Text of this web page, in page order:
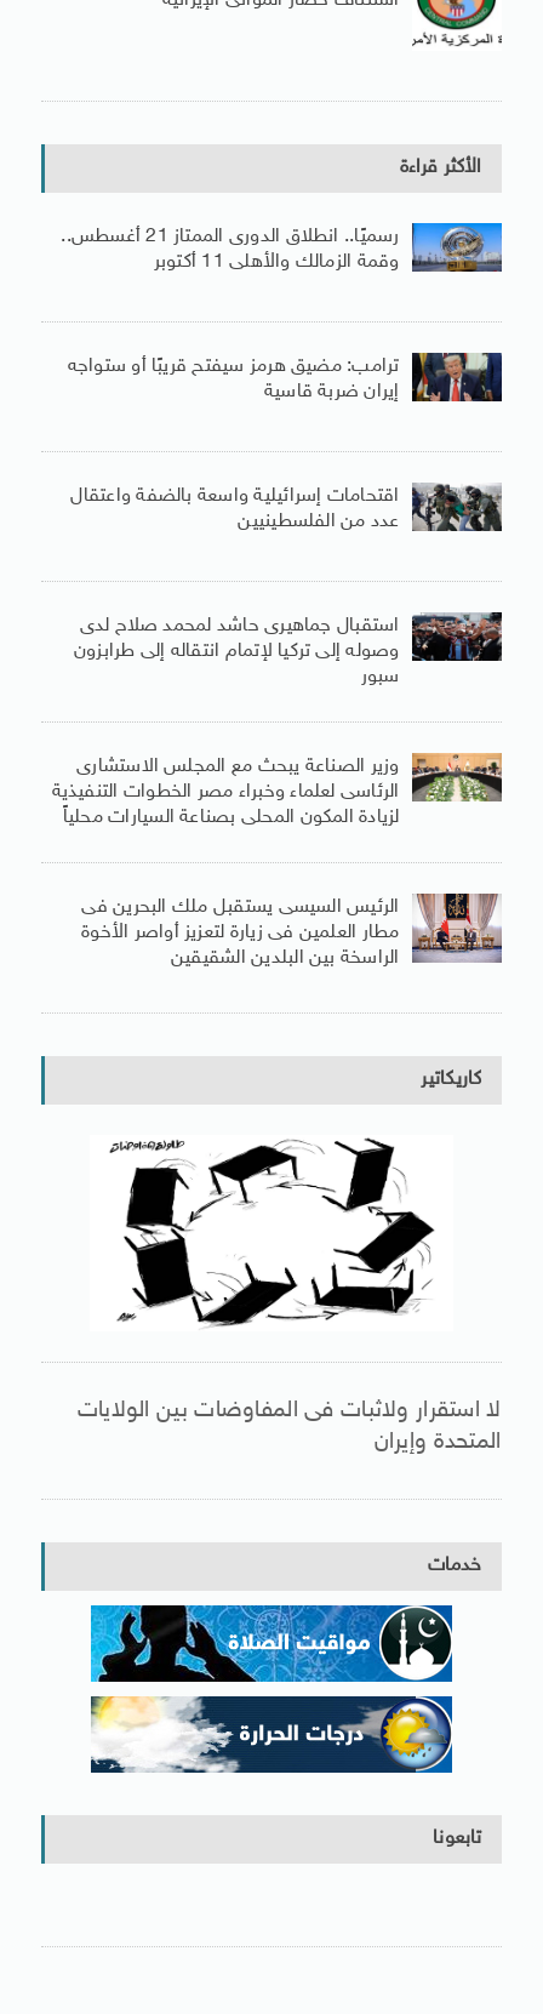
الأكثر قراءة
رسميًا.. انطلاق الدورى الممتاز 21 أغسطس..
وقمة الزمالك والأهلى 11 أكتوبر
ترامب: مضيق هرمز سيفتح قريبًا أو ستواجه
إيران ضربة قاسية
اقتحامات إسرائيلية واسعة بالضفة واعتقال
عدد من الفلسطينيين
استقبال جماهيرى حاشد لمحمد صلاح لدى
وصوله إلى تركيا لإتمام انتقاله إلى طرابزون
سبور
وزير الصناعة يبحث مع المجلس الاستشارى
الرئاسى لعلماء وخبراء مصر الخطوات التنفيذية
لزيادة المكون المحلى بصناعة السيارات محلياً
الرئيس السيسى يستقبل ملك البحرين فى
مطار العلمين فى زيارة لتعزيز أواصر الأخوة
الراسخة بين البلدين الشقيقين
كاريكاتير
لا استقرار ولاثبات فى المفاوضات بين الولايات
المتحدة وإيران
خدمات
تابعونا